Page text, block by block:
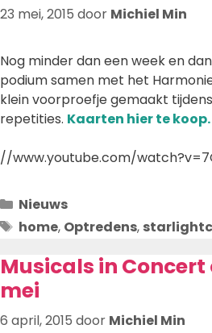
23 mei, 2015 door Michiel Min
Nog minder dan een week en
podium samen met het
klein voorproefje gemaakt
repetities. Kaarten hier te koop.
//www.youtube.com/
Categorieën
Nieuws
Tags
home, Optredens,
Musicals in
mei
6 april, 2015 door Michiel Min